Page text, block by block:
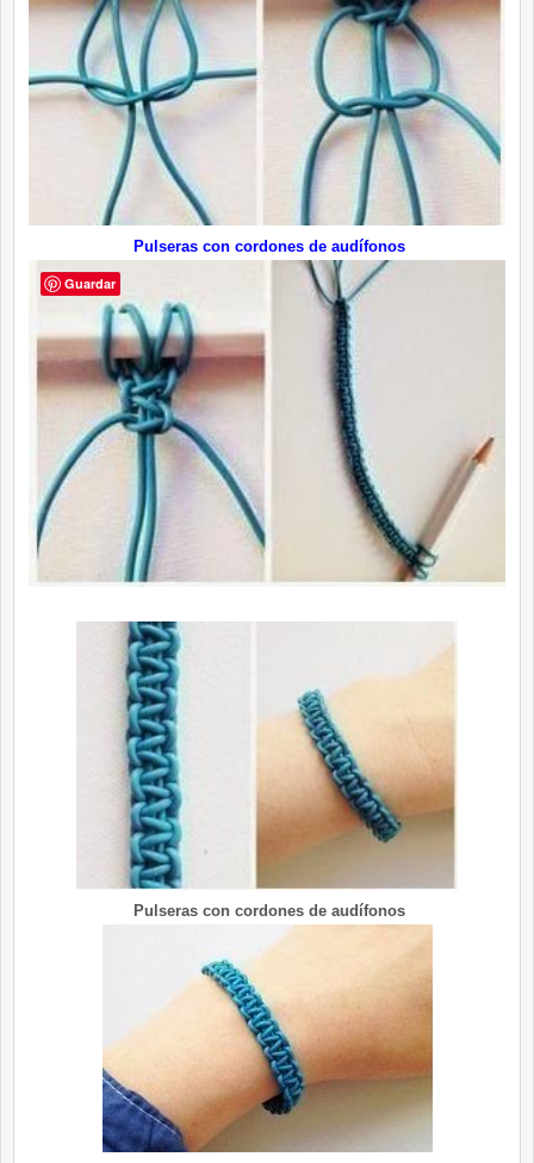
Pulseras con cordones de audífonos
Pulseras con cordones de audífonos
Guardar